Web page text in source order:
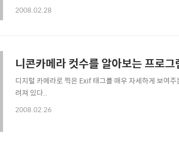
오히려 최근에 나온 a200이란 모델은 DSLR처음 사용
2008.02.28
니콘카메라 컷수를 알아보는 프로
디지털 카메라로 찍은 Exif 태그를 매우 자세하게 보여
려져 있다..
2008.02.26